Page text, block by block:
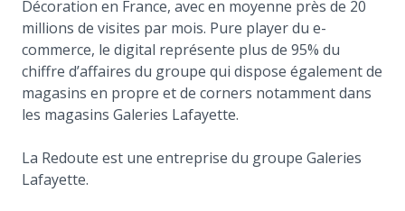
Décoration en France, avec en moyenne près de 20
millions de visites par mois. Pure player du e-
commerce, le digital représente plus de 95% du
chiffre d’affaires du groupe qui dispose également de
magasins en propre et de corners notamment dans
les magasins Galeries Lafayette.
La Redoute est une entreprise du groupe Galeries
Lafayette.